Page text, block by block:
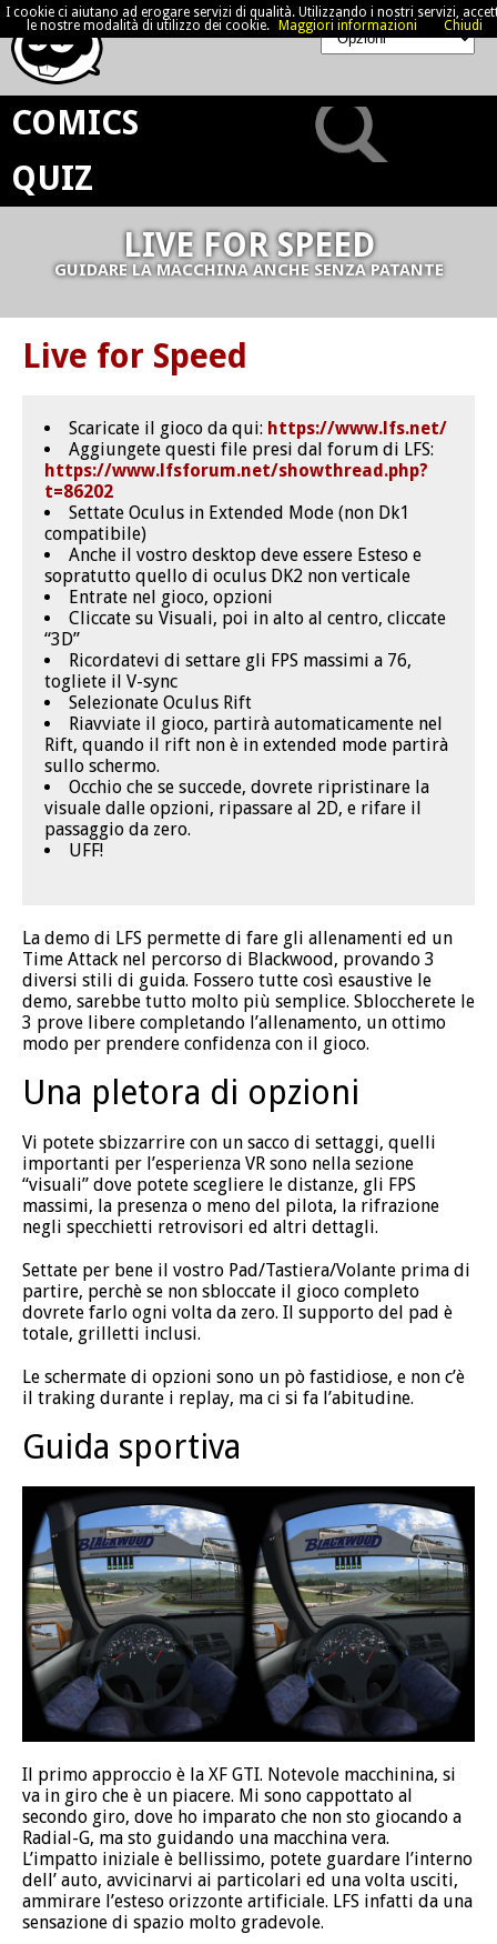
COMICS
QUIZ
LIVE FOR SPEED
GUIDARE LA MACCHINA ANCHE SENZA PATANTE
Live for Speed
Scaricate il gioco da qui: https://www.lfs.net/
Aggiungete questi file presi dal forum di LFS:
https://www.lfsforum.net/showthread.php?
t=86202
Settate Oculus in Extended Mode (non Dk1
compatibile)
Anche il vostro desktop deve essere Esteso e
sopratutto quello di oculus DK2 non verticale
Entrate nel gioco, opzioni
Cliccate su Visuali, poi in alto al centro, cliccate
“3D”
Ricordatevi di settare gli FPS massimi a 76,
togliete il V-sync
Selezionate Oculus Rift
Riavviate il gioco, partirà automaticamente nel
Rift, quando il rift non è in extended mode partirà
sullo schermo.
Occhio che se succede, dovrete ripristinare la
visuale dalle opzioni, ripassare al 2D, e rifare il
passaggio da zero.
UFF!
La demo di LFS permette di fare gli allenamenti ed un
Time Attack nel percorso di Blackwood, provando 3
diversi stili di guida. Fossero tutte così esaustive le
demo, sarebbe tutto molto più semplice. Sbloccherete le
3 prove libere completando l’allenamento, un ottimo
modo per prendere confidenza con il gioco.
Una pletora di opzioni
Vi potete sbizzarrire con un sacco di settaggi, quelli
importanti per l’esperienza VR sono nella sezione
“visuali” dove potete scegliere le distanze, gli FPS
massimi, la presenza o meno del pilota, la rifrazione
negli specchietti retrovisori ed altri dettagli.
Settate per bene il vostro Pad/Tastiera/Volante prima di
partire, perchè se non sbloccate il gioco completo
dovrete farlo ogni volta da zero. Il supporto del pad è
totale, grilletti inclusi.
Le schermate di opzioni sono un pò fastidiose, e non c’è
il traking durante i replay, ma ci si fa l’abitudine.
Guida sportiva
Il primo approccio è la XF GTI. Notevole macchinina, si
va in giro che è un piacere. Mi sono cappottato al
secondo giro, dove ho imparato che non sto giocando a
Radial-G, ma sto guidando una macchina vera.
L’impatto iniziale è bellissimo, potete guardare l’interno
dell’ auto, avvicinarvi ai particolari ed una volta usciti,
ammirare l’esteso orizzonte artificiale. LFS infatti da una
sensazione di spazio molto gradevole.
I cookie ci aiutano ad erogare servizi di qualità. Utilizzando i nostri servizi,
le nostre modalità di utilizzo dei cookie.
Maggiori informazioni Chiudi